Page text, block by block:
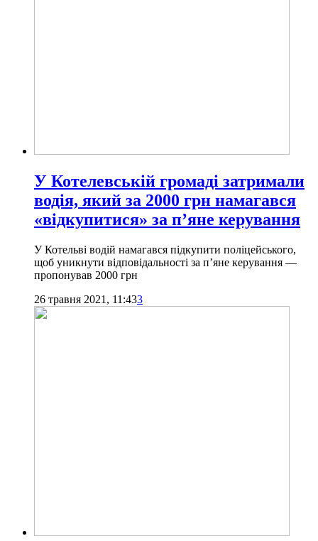
У Котелевській громаді затримали
водія, який за 2000 грн намагався
«відкупитися» за п’яне керування
У Котельві водій намагався підкупити поліцейського,
щоб уникнути відповідальності за п’яне керування —
пропонував 2000 грн
26 травня 2021, 11:433